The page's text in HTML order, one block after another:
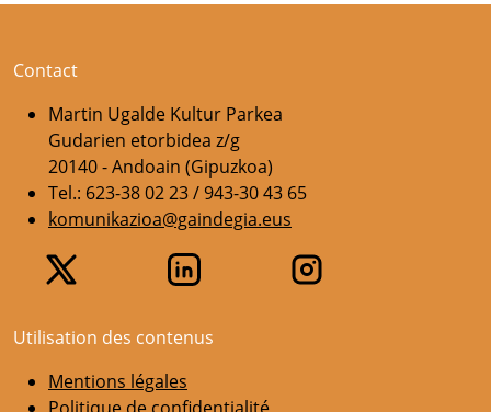
Contact
Martin Ugalde Kultur Parkea
Gudarien etorbidea z/g
20140 - Andoain (Gipuzkoa)
Tel.: 623-38 02 23 / 943-30 43 65
komunikazioa@gaindegia.eus
Utilisation des contenus
Mentions légales
Politique de confidentialité